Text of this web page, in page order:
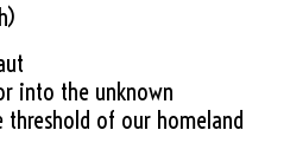
into the unknown
of our homeland